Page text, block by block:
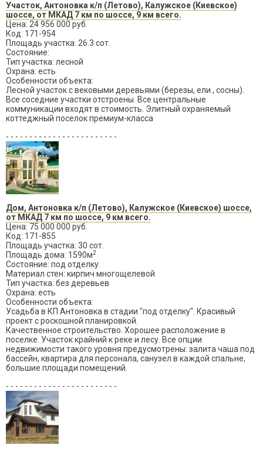
Участок, Антоновка к/п (Летово), Калужское (Киевское)
шоссе, от МКАД 7 км по шоссе, 9 км всего.
Цена: 24 956 000 руб.
Код: 171-954
Площадь участка: 26.3 сот.
Состояние:
Тип участка: лесной
Охрана: есть
Особенности объекта:
Лесной участок с вековыми деревьями (березы, ели , сосны).
Все соседние участки отстроены. Все центральные
коммуникации входят в стоимость. Элитный охраняемый
коттеджный поселок премиум-класса
- - - - - - - - - - - - - - - - - - - - - - - -
Дом, Антоновка к/п (Летово), Калужское (Киевское) шоссе,
от МКАД 7 км по шоссе, 9 км всего.
Цена: 75 000 000 руб.
Код: 171-855
Площадь участка: 30 сот.
Площадь дома: 1590м2
Состояние: под отделку
Материал стен: кирпич многощелевой
Тип участка: без деревьев
Охрана: есть
Особенности объекта:
Усадьба в КП Антоновка в стадии "под отделку". Красивый
проект с роскошной планировкой.
Качественное строительство. Хорошее расположение в
поселке. Участок крайний к реке и лесу. Все опции
недвижимости такого уровня предусмотрены: залита чаша под
бассейн, квартира для персонала, санузел в каждой спальне,
большие площади помещений.
- - - - - - - - - - - - - - - - - - - - - - - -